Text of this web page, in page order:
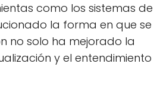
como los sistemas de
la forma en que se
no solo ha mejorado la
y el entendimiento